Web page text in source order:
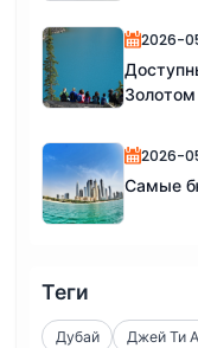
2026-
2026-
Самые
Теги
Дубай Джей Ти